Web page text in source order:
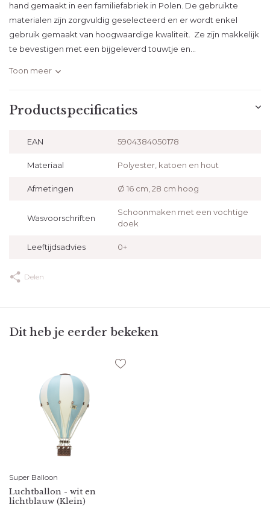
hand gemaakt in een familiefabriek in Polen. De gebruikte
materialen zijn zorgvuldig geselecteerd en er wordt enkel
gebruik gemaakt van hoogwaardige kwaliteit. Ze zijn makkelijk
te bevestigen met een bijgeleverd touwtje en...
Toon meer
Productspecificaties
EAN 5904384050178
Materiaal Polyester, katoen en hout
Afmetingen Ø 16 cm, 28 cm hoog
Wasvoorschriften
Schoonmaken met een vochtige
doek
Leeftijdsadvies 0+
Delen
Dit heb je eerder bekeken
Super Balloon
Luchtballon - wit en
lichtblauw (Klein)